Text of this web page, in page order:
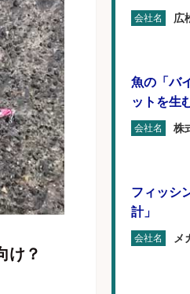
け？
会社名 広
魚の「バ
ットを生
会社名 株
フィッシ
計」
会社名 メ